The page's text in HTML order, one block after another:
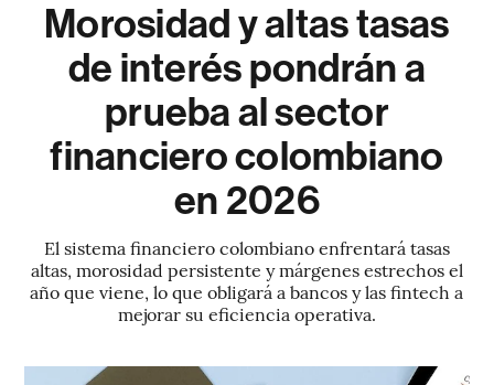
Morosidad y altas tasas
de interés pondrán a
prueba al sector
financiero colombiano
en 2026
El sistema financiero colombiano enfrentará tasas
altas, morosidad persistente y márgenes estrechos el
año que viene, lo que obligará a bancos y las fintech a
mejorar su eficiencia operativa.